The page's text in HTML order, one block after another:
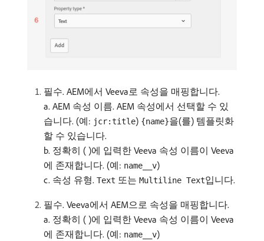
필수. AEM에서 Veeva로 속성을 매핑합니다.
a. AEM 속성 이름. AEM 속성에서 선택할 수 있
습니다. (예: jcr:title) {name}을(를) 템플릿화
할 수 있습니다.
b. 정확히 ( )에 입력한 Veeva 속성 이름이 Veeva
에 존재합니다. (예: name__v)
c. 속성 유형. Text 또는 Multiline Text입니다.
필수. Veeva에서 AEM으로 속성을 매핑합니다.
a. 정확히 ( )에 입력한 Veeva 속성 이름이 Veeva
에 존재합니다. (예: name__v)